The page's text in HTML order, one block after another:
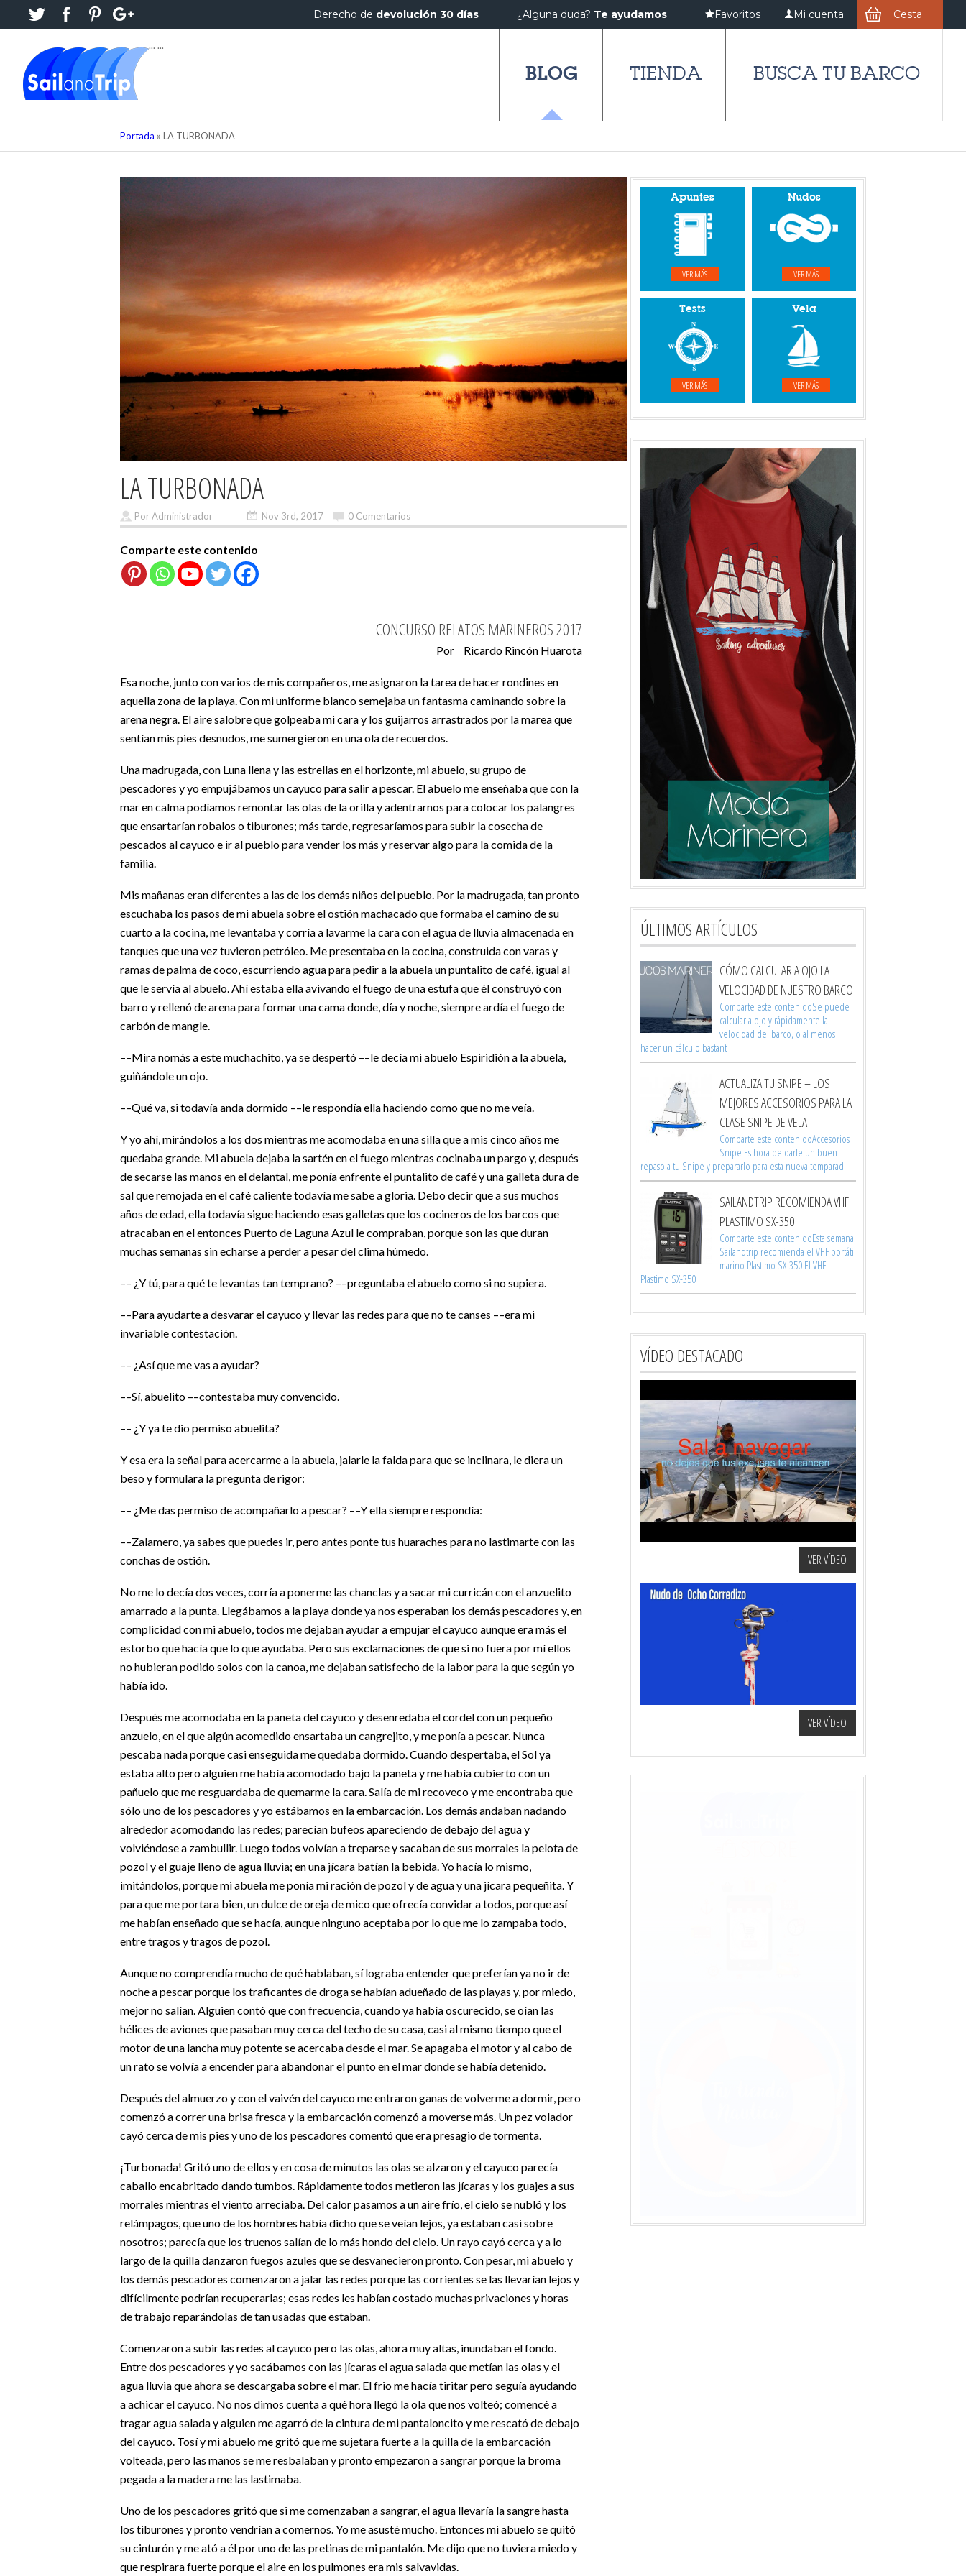
Derecho de devolución 30 días ¿Alguna duda? Te ayudamos Favoritos Mi cuenta Cesta
BLOG TIENDA BUSCA TU BARCO
... ...
Portada » LA TURBONADA
LA TURBONADA
Por Administrador Nov 3rd, 2017 0 Comentarios
Comparte este contenido
CONCURSO RELATOS MARINEROS 2017
Por Ricardo Rincón Huarota
Esa noche, junto con varios de mis compañeros, me asignaron la tarea de hacer rondines en
aquella zona de la playa. Con mi uniforme blanco semejaba un fantasma caminando sobre la
arena negra. El aire salobre que golpeaba mi cara y los guijarros arrastrados por la marea que
sentían mis pies desnudos, me sumergieron en una ola de recuerdos.
Una madrugada, con Luna llena y las estrellas en el horizonte, mi abuelo, su grupo de
pescadores y yo empujábamos un cayuco para salir a pescar. El abuelo me enseñaba que con la
mar en calma podíamos remontar las olas de la orilla y adentrarnos para colocar los palangres
que ensartarían robalos o tiburones; más tarde, regresaríamos para subir la cosecha de
pescados al cayuco e ir al pueblo para vender los más y reservar algo para la comida de la
familia.
Mis mañanas eran diferentes a las de los demás niños del pueblo. Por la madrugada, tan pronto
escuchaba los pasos de mi abuela sobre el ostión machacado que formaba el camino de su
cuarto a la cocina, me levantaba y corría a lavarme la cara con el agua de lluvia almacenada en
tanques que una vez tuvieron petróleo. Me presentaba en la cocina, construida con varas y
ramas de palma de coco, escurriendo agua para pedir a la abuela un puntalito de café, igual al
que le servía al abuelo. Ahí estaba ella avivando el fuego de una estufa que él construyó con
barro y rellenó de arena para formar una cama donde, día y noche, siempre ardía el fuego de
carbón de mangle.
––Mira nomás a este muchachito, ya se despertó ––le decía mi abuelo Espiridión a la abuela,
guiñándole un ojo.
––Qué va, si todavía anda dormido ––le respondía ella haciendo como que no me veía.
Y yo ahí, mirándolos a los dos mientras me acomodaba en una silla que a mis cinco años me
quedaba grande. Mi abuela dejaba la sartén en el fuego mientras cocinaba un pargo y, después
de secarse las manos en el delantal, me ponía enfrente el puntalito de café y una galleta dura de
sal que remojada en el café caliente todavía me sabe a gloria. Debo decir que a sus muchos
años de edad, ella todavía sigue haciendo esas galletas que los cocineros de los barcos que
atracaban en el entonces Puerto de Laguna Azul le compraban, porque son las que duran
muchas semanas sin echarse a perder a pesar del clima húmedo.
–– ¿Y tú, para qué te levantas tan temprano? ––preguntaba el abuelo como si no supiera.
––Para ayudarte a desvarar el cayuco y llevar las redes para que no te canses ––era mi
invariable contestación.
–– ¿Así que me vas a ayudar?
––Sí, abuelito ––contestaba muy convencido.
–– ¿Y ya te dio permiso abuelita?
Y esa era la señal para acercarme a la abuela, jalarle la falda para que se inclinara, le diera un
beso y formulara la pregunta de rigor:
–– ¿Me das permiso de acompañarlo a pescar? ––Y ella siempre respondía:
––Zalamero, ya sabes que puedes ir, pero antes ponte tus huaraches para no lastimarte con las
conchas de ostión.
No me lo decía dos veces, corría a ponerme las chanclas y a sacar mi curricán con el anzuelito
amarrado a la punta. Llegábamos a la playa donde ya nos esperaban los demás pescadores y, en
complicidad con mi abuelo, todos me dejaban ayudar a empujar el cayuco aunque era más el
estorbo que hacía que lo que ayudaba. Pero sus exclamaciones de que si no fuera por mí ellos
no hubieran podido solos con la canoa, me dejaban satisfecho de la labor para la que según yo
había ido.
Después me acomodaba en la paneta del cayuco y desenredaba el cordel con un pequeño
anzuelo, en el que algún acomedido ensartaba un cangrejito, y me ponía a pescar. Nunca
pescaba nada porque casi enseguida me quedaba dormido. Cuando despertaba, el Sol ya
estaba alto pero alguien me había acomodado bajo la paneta y me había cubierto con un
pañuelo que me resguardaba de quemarme la cara. Salía de mi recoveco y me encontraba que
sólo uno de los pescadores y yo estábamos en la embarcación. Los demás andaban nadando
alrededor acomodando las redes; parecían bufeos apareciendo de debajo del agua y
volviéndose a zambullir. Luego todos volvían a treparse y sacaban de sus morrales la pelota de
pozol y el guaje lleno de agua lluvia; en una jícara batían la bebida. Yo hacía lo mismo,
imitándolos, porque mi abuela me ponía mi ración de pozol y de agua y una jícara pequeñita. Y
para que me portara bien, un dulce de oreja de mico que ofrecía convidar a todos, porque así
me habían enseñado que se hacía, aunque ninguno aceptaba por lo que me lo zampaba todo,
entre tragos y tragos de pozol.
Aunque no comprendía mucho de qué hablaban, sí lograba entender que preferían ya no ir de
noche a pescar porque los traficantes de droga se habían adueñado de las playas y, por miedo,
mejor no salían. Alguien contó que con frecuencia, cuando ya había oscurecido, se oían las
hélices de aviones que pasaban muy cerca del techo de su casa, casi al mismo tiempo que el
motor de una lancha muy potente se acercaba desde el mar. Se apagaba el motor y al cabo de
un rato se volvía a encender para abandonar el punto en el mar donde se había detenido.
Después del almuerzo y con el vaivén del cayuco me entraron ganas de volverme a dormir, pero
comenzó a correr una brisa fresca y la embarcación comenzó a moverse más. Un pez volador
cayó cerca de mis pies y uno de los pescadores comentó que era presagio de tormenta.
¡Turbonada! Gritó uno de ellos y en cosa de minutos las olas se alzaron y el cayuco parecía
caballo encabritado dando tumbos. Rápidamente todos metieron las jícaras y los guajes a sus
morrales mientras el viento arreciaba. Del calor pasamos a un aire frío, el cielo se nubló y los
relámpagos, que uno de los hombres había dicho que se veían lejos, ya estaban casi sobre
nosotros; parecía que los truenos salían de lo más hondo del cielo. Un rayo cayó cerca y a lo
largo de la quilla danzaron fuegos azules que se desvanecieron pronto. Con pesar, mi abuelo y
los demás pescadores comenzaron a jalar las redes porque las corrientes se las llevarían lejos y
difícilmente podrían recuperarlas; esas redes les habían costado muchas privaciones y horas
de trabajo reparándolas de tan usadas que estaban.
Comenzaron a subir las redes al cayuco pero las olas, ahora muy altas, inundaban el fondo.
Entre dos pescadores y yo sacábamos con las jícaras el agua salada que metían las olas y el
agua lluvia que ahora se descargaba sobre el mar. El frio me hacía tiritar pero seguía ayudando
a achicar el cayuco. No nos dimos cuenta a qué hora llegó la ola que nos volteó; comencé a
tragar agua salada y alguien me agarró de la cintura de mi pantaloncito y me rescató de debajo
del cayuco. Tosí y mi abuelo me gritó que me sujetara fuerte a la quilla de la embarcación
volteada, pero las manos se me resbalaban y pronto empezaron a sangrar porque la broma
pegada a la madera me las lastimaba.
Uno de los pescadores gritó que si me comenzaban a sangrar, el agua llevaría la sangre hasta
los tiburones y pronto vendrían a comernos. Yo me asusté mucho. Entonces mi abuelo se quitó
su cinturón y me ató a él por uno de las pretinas de mi pantalón. Me dijo que no tuviera miedo y
que respirara fuerte porque el aire en los pulmones era mis salvavidas.
Apuntes
VER MÁS
Nudos
VER MÁS
Tests
VER MÁS
Vela
VER MÁS
ÚLTIMOS ARTÍCULOS
CÓMO CALCULAR A OJO LA
VELOCIDAD DE NUESTRO BARCO
Comparte este contenidoSe puede
calcular a ojo y rápidamente la
velocidad del barco, o al menos
hacer un cálculo bastant
ACTUALIZA TU SNIPE – LOS
MEJORES ACCESORIOS PARA LA
CLASE SNIPE DE VELA
Comparte este contenidoAccesorios
Snipe Es hora de darle un buen
repaso a tu Snipe y prepararlo para esta nueva temparad
SAILANDTRIP RECOMIENDA VHF
PLASTIMO SX-350
Comparte este contenidoEsta semana
Sailandtrip recomienda el VHF portátil
marino Plastimo SX-350 El VHF
Plastimo SX-350
VÍDEO DESTACADO
VER VÍDEO
VER VÍDEO